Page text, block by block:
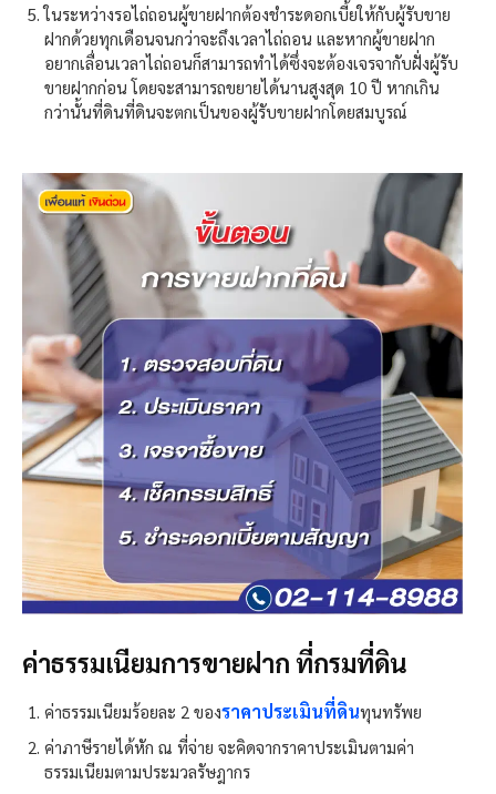
ในระหว่างรอไถ่ถอนผู้ขายฝากต้องชำระดอกเบี้ยให้กับผู้รับขาย
ฝากด้วยทุกเดือนจนกว่าจะถึงเวลาไถ่ถอน และหากผู้ขายฝาก
อยากเลื่อนเวลาไถ่ถอนก็สามารถทำได้ซึ่งจะต้องเจรจากับฝั่งผู้รับ
ขายฝากก่อน โดยจะสามารถขยายได้นานสูงสุด 10 ปี หากเกิน
กว่านั้นที่ดินที่ดินจะตกเป็นของผู้รับขายฝากโดยสมบูรณ์
ค่าธรรมเนียมการขายฝาก ที่กรมที่ดิน
ค่าธรรมเนียมร้อยละ 2 ของราคาประเมินที่ดินทุนทรัพย
ค่าภาษีรายได้หัก ณ ที่จ่าย จะคิดจากราคาประเมินตามค่า
ธรรมเนียมตามประมวลรัษฎากร